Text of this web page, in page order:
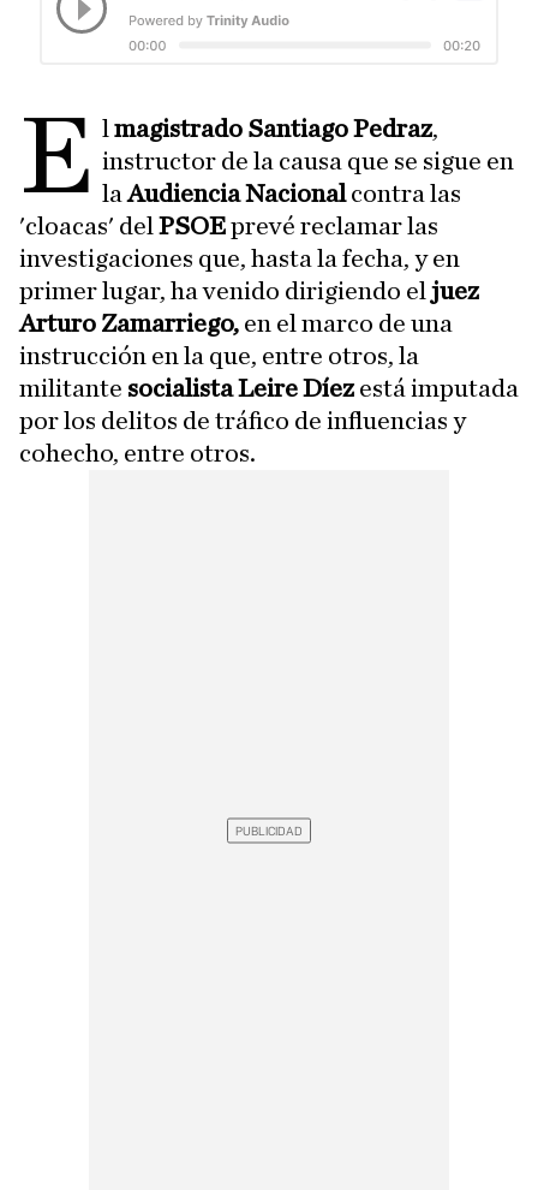
E lmagistrado Santiago Pedraz,
instructor de la causa que se sigue en
laAudiencia Nacionalcontra las
'cloacas' del PSOEprevé reclamar las
investigaciones que, hasta la fecha, y en
primer lugar, ha venido dirigiendo el juez
Arturo Zamarriego, en el marco de una
instrucción en la que, entre otros, la
militante socialista Leire Díezestá imputada
por los delitos de tráfico de influencias y
cohecho, entre otros.